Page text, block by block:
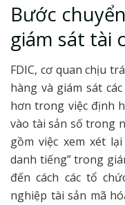
Bước
giám sát tài
FDIC, cơ quan chịu
hàng và giám sát
hơn trong việc định
vào tài sản số trong
gồm việc xem xét
danh tiếng” trong
đến cách các tổ
nghiệp tài sản mã